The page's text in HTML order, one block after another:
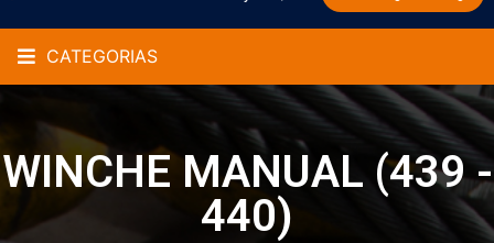
CATEGORIAS
WINCHE MANUAL (439 -
440)